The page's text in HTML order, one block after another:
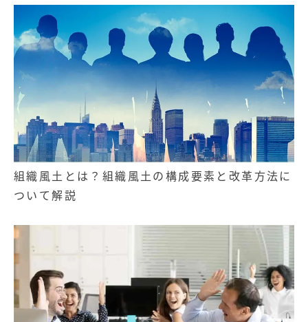
組織風土とは？組織風土の構成要素と改革方法に
ついて解説